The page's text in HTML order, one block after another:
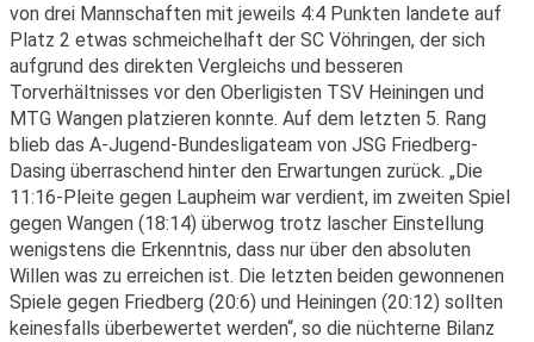
von drei Mannschaften mit jeweils 4:4 Punkten landete auf
Platz 2 etwas schmeichelhaft der SC Vöhringen, der sich
aufgrund des direkten Vergleichs und besseren
Torverhältnisses vor den Oberligisten TSV Heiningen und
MTG Wangen platzieren konnte. Auf dem letzten 5. Rang
blieb das A-Jugend-Bundesligateam von JSG Friedberg-
Dasing überraschend hinter den Erwartungen zurück. „Die
11:16-Pleite gegen Laupheim war verdient, im zweiten Spiel
gegen Wangen (18:14) überwog trotz lascher Einstellung
wenigstens die Erkenntnis, dass nur über den absoluten
Willen was zu erreichen ist. Die letzten beiden gewonnenen
Spiele gegen Friedberg (20:6) und Heiningen (20:12) sollten
keinesfalls überbewertet werden“, so die nüchterne Bilanz